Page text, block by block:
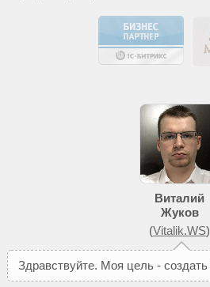
Виталий
Жуков
(Vitalik.WS)
Здравствуйте. Моя цель - создать
который поможе